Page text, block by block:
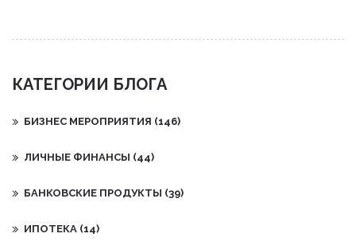
КАТЕГОРИИ БЛОГА
БИЗНЕС МЕРОПРИЯТИЯ (146)
ЛИЧНЫЕ ФИНАНСЫ (44)
БАНКОВСКИЕ ПРОДУКТЫ (39)
ИПОТЕКА (14)